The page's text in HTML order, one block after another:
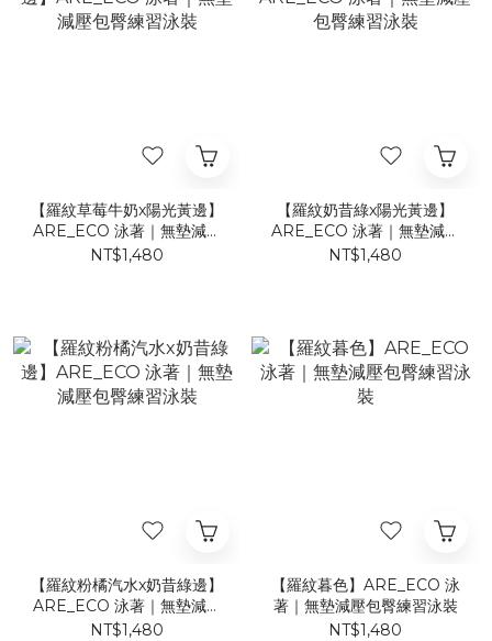
【羅紋草莓牛奶x陽光黃邊】
ARE_ECO 泳著｜無墊減壓
包臀練習泳裝
NT$1,480
【羅紋奶昔綠x陽光黃邊】
ARE_ECO 泳著｜無墊減壓
包臀練習泳裝
NT$1,480
【羅紋粉橘汽水x奶昔綠邊】
ARE_ECO 泳著｜無墊減壓
包臀練習泳裝
NT$1,480
【羅紋暮色】ARE_ECO 泳
著｜無墊減壓包臀練習泳裝
NT$1,480